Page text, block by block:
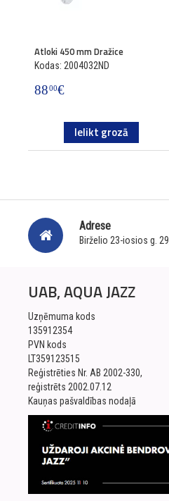
Atloki 450 mm Dražice
Kodas: 2004032ND
8800€
Ielikt grozā
Adrese
Birželio 23-iosios g.
UAB, AQUA JAZZ
Uzņēmuma kods
135912354
PVN kods
LT359123515
Reģistrēties Nr. AB 2002-330,
reģistrēts 2002.07.12
Kauņas pašvaldības nodaļā